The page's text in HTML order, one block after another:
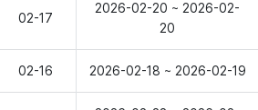
02-17
2026-02-20 ~ 2026-02-
20
02-16 2026-02-18 ~ 2026-02-19